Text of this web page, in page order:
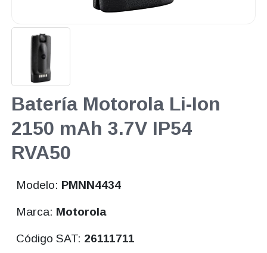
Batería Motorola Li-Ion
2150 mAh 3.7V IP54
RVA50
Modelo: PMNN4434
Marca: Motorola
Código SAT: 26111711